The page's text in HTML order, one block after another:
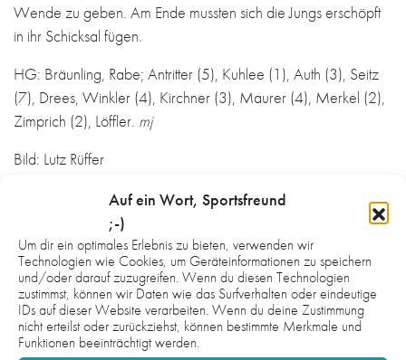
Auf ein Wort, Sportsfreund
;-)
Um dir ein optimales Erlebnis zu bieten, verwenden wir
Technologien wie Cookies, um Geräteinformationen zu speichern
und/oder darauf zuzugreifen. Wenn du diesen Technologien
zustimmst, können wir Daten wie das Surfverhalten oder eindeutige
IDs auf dieser Website verarbeiten. Wenn du deine Zustimmung
nicht erteilst oder zurückziehst, können bestimmte Merkmale und
Funktionen beeinträchtigt werden.
Wende zu geben. Am Ende mussten sich die Jungs erschöpft
in ihr Schicksal fügen.
HG: Bräunling, Rabe; Antritter (5), Kuhlee (1), Auth (3), Seitz
(7), Drees, Winkler (4), Kirchner (3), Maurer (4), Merkel (2),
Zimprich (2), Löffler. mj
Bild: Lutz Rüffer
WAS DICH NOCH INTERESSIEREN
KÖNNTE: